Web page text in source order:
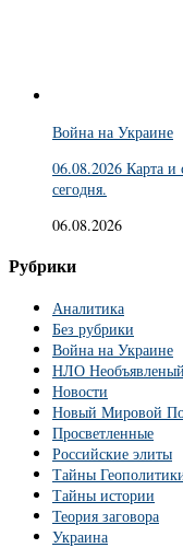
Война на Украине
06.08.2026 Карта и
сегодня.
06.08.2026
Рубрики
Аналитика
Без рубрики
Война на Украине
НЛО
Новости
Новый Мировой
Просветленные
Российские элиты
Тайны
Тайны истории
Теория заговора
Украина